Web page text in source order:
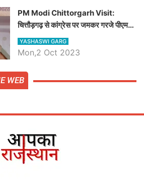
PM Modi Chittorgarh Visit:
चित्तौड़गढ़ से कांग्रेस पर जमकर गरजे पीएम
मोदी, जाने प्रधानमंत्री के भाषण की बड़ी
बातें, देखें वीडियो
YASHASWI GARG
Mon,2 Oct 2023
WEB